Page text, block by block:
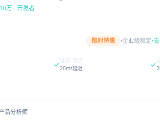
万+ 开发者
限时特惠 ·企业级稳定·
国内直连
20ms延迟
品分析师